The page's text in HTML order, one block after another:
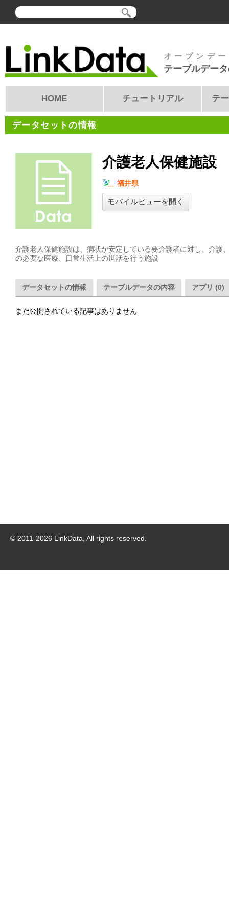
オープンデ
テーブルデー
HOME チュートリアル テ
データセットの情報
介護老人保健施設
福井県
モバイルビューを開く
介護老人保健施設は、病状が安定している要介護者に対し、介護
の必要な医療、日常生活上の世話を行う施設
データセットの情報 テーブルデータの内容 アプリ (0)
まだ公開されている記事はありません
© 2011-2026 LinkData, All rights reserved.